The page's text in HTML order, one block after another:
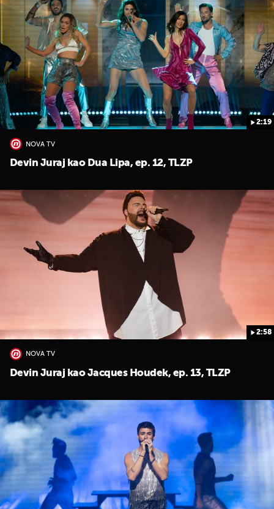
2:19
NOVA TV
Devin Juraj kao Dua Lipa, ep. 12, TLZP
2:58
NOVA TV
Devin Juraj kao Jacques Houdek, ep. 13, TLZP